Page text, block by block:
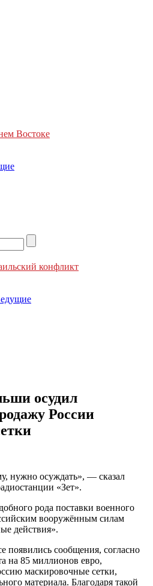
Востоке
конфликт
осудил
России
нужно осуждать», — сказал
«Зет».
рода поставки военного
вооружённым силам
действия».
появились сообщения, согласно
на 85 миллионов евро,
маскировочные сетки,
материала. Благодаря такой